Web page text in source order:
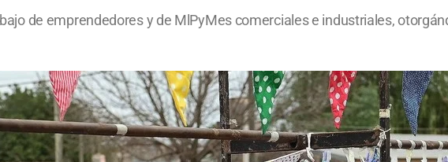
de emprendedores y de MlPyMes comerciales e industriales,